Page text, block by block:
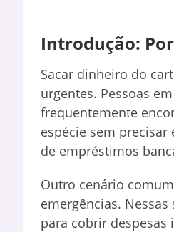
Introdução:
Sacar dinheiro do
urgentes. Pessoas
frequentemente
espécie sem
de empréstimos
Outro cenário
emergências.
para cobrir despesas